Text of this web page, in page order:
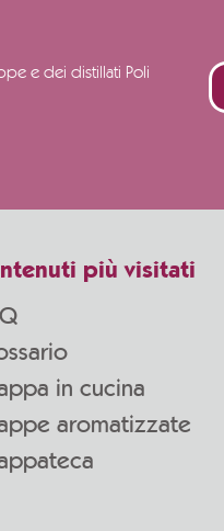
e dei distillati Poli
più visitati
in cucina
aromatizzate